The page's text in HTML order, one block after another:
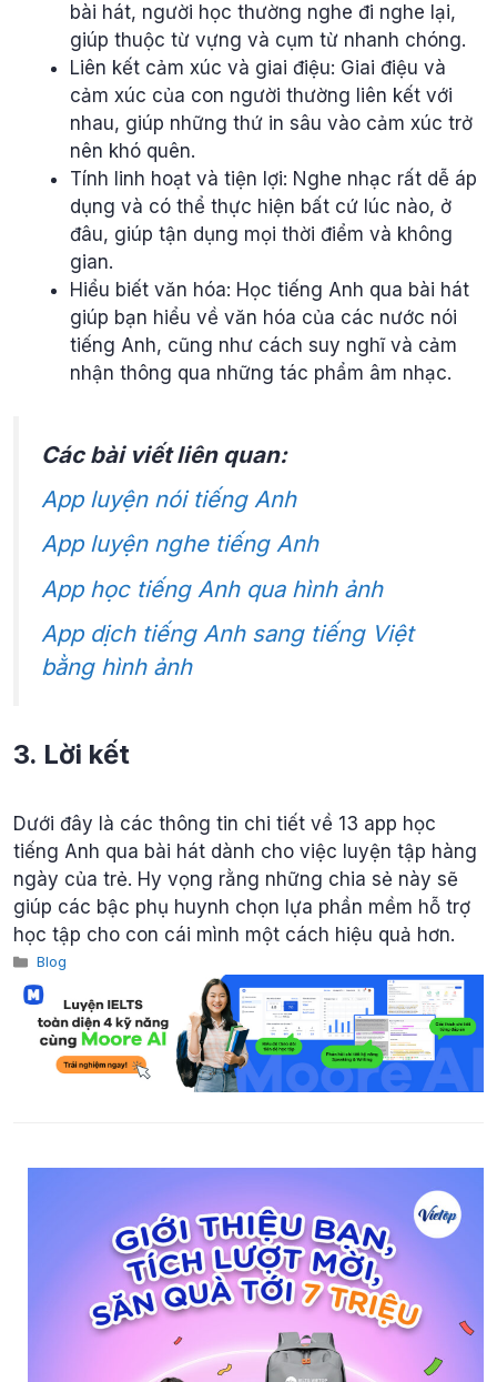
bài hát, người học thường nghe đi nghe lại,
giúp thuộc từ vựng và cụm từ nhanh chóng.
Liên kết cảm xúc và giai điệu: Giai điệu và
cảm xúc của con người thường liên kết với
nhau, giúp những thứ in sâu vào cảm xúc trở
nên khó quên.
Tính linh hoạt và tiện lợi: Nghe nhạc rất dễ áp
dụng và có thể thực hiện bất cứ lúc nào, ở
đâu, giúp tận dụng mọi thời điểm và không
gian.
Hiểu biết văn hóa: Học tiếng Anh qua bài hát
giúp bạn hiểu về văn hóa của các nước nói
tiếng Anh, cũng như cách suy nghĩ và cảm
nhận thông qua những tác phẩm âm nhạc.
Các bài viết liên quan:
App luyện nói tiếng Anh
App luyện nghe tiếng Anh
App học tiếng Anh qua hình ảnh
App dịch tiếng Anh sang tiếng Việt
bằng hình ảnh
3. Lời kết
Dưới đây là các thông tin chi tiết về 13 app học
tiếng Anh qua bài hát dành cho việc luyện tập hàng
ngày của trẻ. Hy vọng rằng những chia sẻ này sẽ
giúp các bậc phụ huynh chọn lựa phần mềm hỗ trợ
học tập cho con cái mình một cách hiệu quả hơn.
Categories
Blog